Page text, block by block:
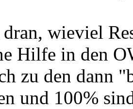
wieviel
Hilfe in den
zu den dann
und 100%